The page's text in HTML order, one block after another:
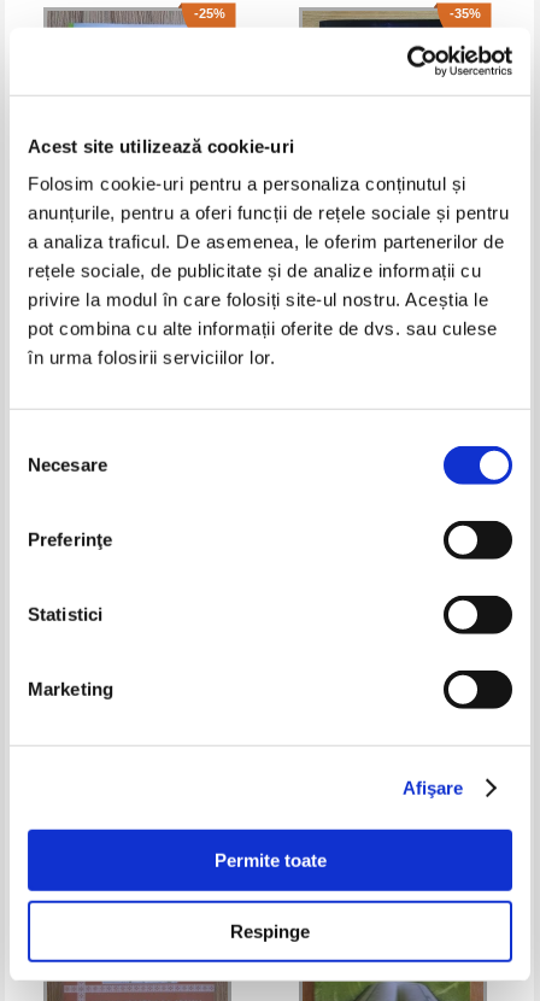
Acest site utilizează cookie-uri
Folosim cookie-uri pentru a personaliza conținutul și
anunțurile, pentru a oferi funcții de rețele sociale și pentru
a analiza traficul. De asemenea, le oferim partenerilor de
rețele sociale, de publicitate și de analize informații cu
privire la modul în care folosiți site-ul nostru. Aceștia le
pot combina cu alte informații oferite de dvs. sau culese
în urma folosirii serviciilor lor.
consimțământului
Necesare
Preferinţe
Statistici
Marketing
Afişare
Permite toate
Respinge
-25%
Thomas Frank - Indrazniti. Citiri
biblice si meditatii pentru
fiecare zi. 100 de ani de la
traducerea editiei princeps a
Bibliei
-35%
Francis Jonah - Creating your
ideal world. How to apply the
four secret spiritual laws for
changing circumstances
Adaugă în coș
Greg Taylor - Le Code Dan
Brown pour comprendre la Cle
Adaugă în coș